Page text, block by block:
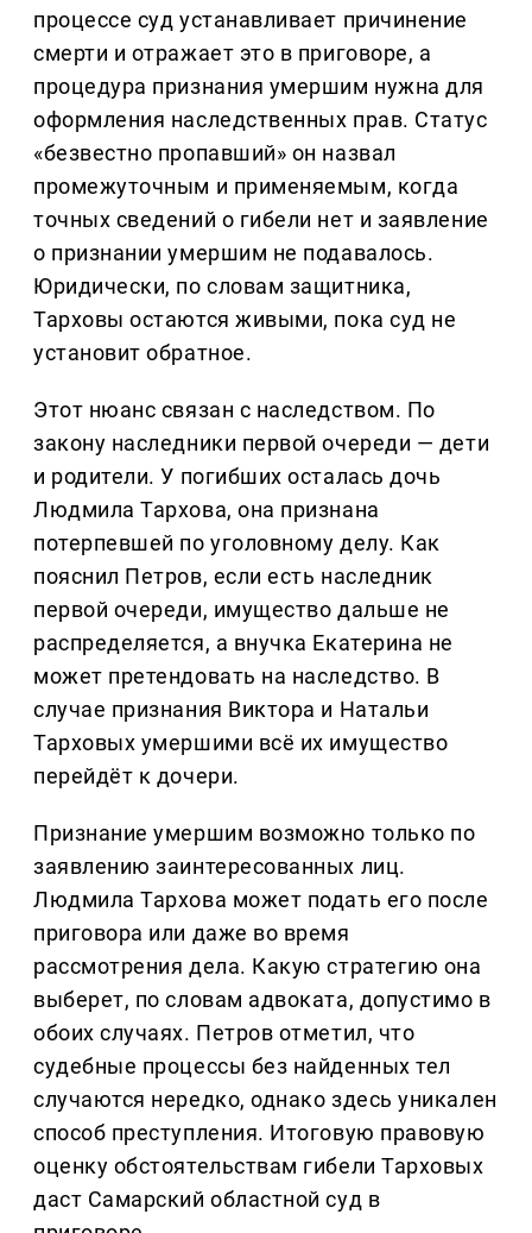
процессе суд устанавливает причинение
смерти и отражает это в приговоре, а
процедура признания умершим нужна для
оформления наследственных прав. Статус
«безвестно пропавший» он назвал
промежуточным и применяемым, когда
точных сведений о гибели нет и заявление
о признании умершим не подавалось.
Юридически, по словам защитника,
Тарховы остаются живыми, пока суд не
установит обратное.
Этот нюанс связан с наследством. По
закону наследники первой очереди — дети
и родители. У погибших осталась дочь
Людмила Тархова, она признана
потерпевшей по уголовному делу. Как
пояснил Петров, если есть наследник
первой очереди, имущество дальше не
распределяется, а внучка Екатерина не
может претендовать на наследство. В
случае признания Виктора и Натальи
Тарховых умершими всё их имущество
перейдёт к дочери.
Признание умершим возможно только по
заявлению заинтересованных лиц.
Людмила Тархова может подать его после
приговора или даже во время
рассмотрения дела. Какую стратегию она
выберет, по словам адвоката, допустимо в
обоих случаях. Петров отметил, что
судебные процессы без найденных тел
случаются нередко, однако здесь уникален
способ преступления. Итоговую правовую
оценку обстоятельствам гибели Тарховых
даст Самарский областной суд в